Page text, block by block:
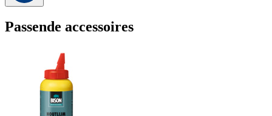
Passende accessoires